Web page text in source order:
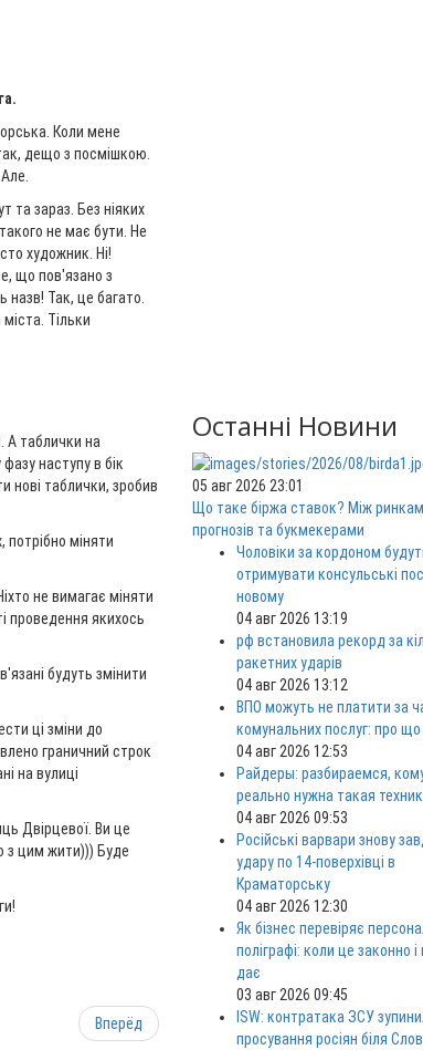
Коли мене
дещо з посмішкою.
та зараз. Без ніяких
не має бути. Не
художник. Ні!
що пов'язано з
назв! Так, це багато.
Тільки
А таблички на
наступу в бік
нові таблички, зробив
міняти
не вимагає міняти
проведення якихось
будуть змінити
ці зміни до
граничний строк
на вулиці
Двірцевої. Ви це
з цим жити))) Буде
Вперёд
Останні Новини
05 авг 2026 23:01
Що таке біржа ставок? Між
прогнозів та букмекерами
Чоловіки за кордоном
отримувати консульські
новому
04 авг 2026 13:19
рф встановила рекорд за
ракетних ударів
04 авг 2026 13:12
ВПО можуть не платити за
комунальних послуг: про
04 авг 2026 12:53
Райдеры: разбираемся,
реально нужна такая
04 авг 2026 09:53
Російські варвари знову
удару по 14-поверхівці в
Краматорську
04 авг 2026 12:30
Як бізнес перевіряє
поліграфі: коли це законно
дає
03 авг 2026 09:45
ISW: контратака ЗСУ
просування росіян біля